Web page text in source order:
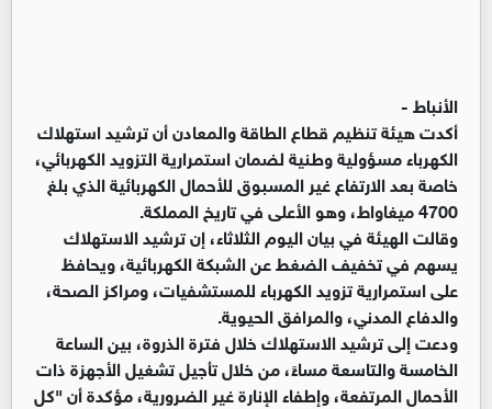
الأنباط -
أكدت هيئة تنظيم قطاع الطاقة والمعادن أن ترشيد استهلاك
الكهرباء مسؤولية وطنية لضمان استمرارية التزويد الكهربائي،
خاصة بعد الارتفاع غير المسبوق للأحمال الكهربائية الذي بلغ
4700 ميغاواط، وهو الأعلى في تاريخ المملكة.
وقالت الهيئة في بيان اليوم الثلاثاء، إن ترشيد الاستهلاك
يسهم في تخفيف الضغط عن الشبكة الكهربائية، ويحافظ
على استمرارية تزويد الكهرباء للمستشفيات، ومراكز الصحة،
والدفاع المدني، والمرافق الحيوية.
ودعت إلى ترشيد الاستهلاك خلال فترة الذروة، بين الساعة
الخامسة والتاسعة مساءً، من خلال تأجيل تشغيل الأجهزة ذات
الأحمال المرتفعة، وإطفاء الإنارة غير الضرورية، مؤكدة أن "كل